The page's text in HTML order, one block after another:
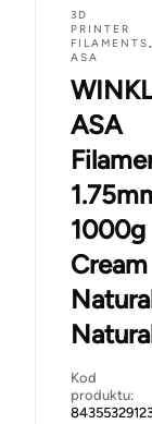
3D
PRINTER
FILAMENTS,
ASA
ASA
1000g
Cream
Kod
produktu: